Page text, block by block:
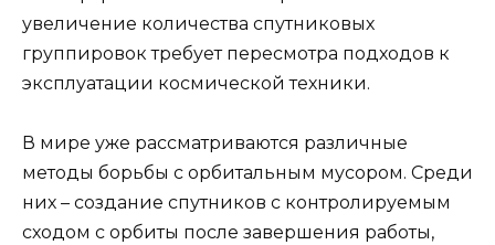
увеличение количества спутниковых
группировок требует пересмотра подходов к
эксплуатации космической техники.
В мире уже рассматриваются различные
методы борьбы с орбитальным мусором. Среди
них – создание спутников с контролируемым
сходом с орбиты после завершения работы,